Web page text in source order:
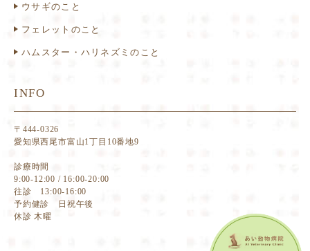
ウサギのこと
フェレットのこと
ハムスター・ハリネズミのこと
INFO
〒444-0326
愛知県西尾市富山1丁目10番地9
診療時間
9:00-12:00 / 16:00-20:00
往診 13:00-16:00
予約健診 日祝午後
休診 木曜